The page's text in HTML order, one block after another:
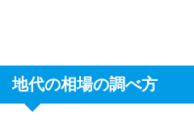
地代の相場の調べ方